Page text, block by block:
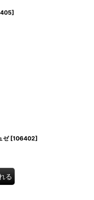
]
ゼ [106402]
る